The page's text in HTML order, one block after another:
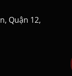
Quận 12,